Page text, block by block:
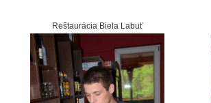
Reštaurácia Biela Labuť